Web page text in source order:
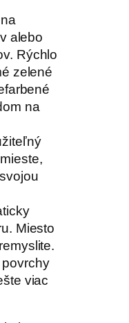
alebo
Rýchlo
zelené
na
Miesto
viac